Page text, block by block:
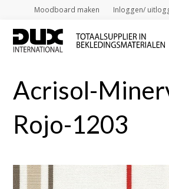
Moodboard maken Inloggen/
Acrisol-
Rojo-1203